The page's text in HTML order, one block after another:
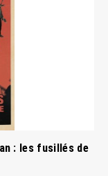
: les fusillés de